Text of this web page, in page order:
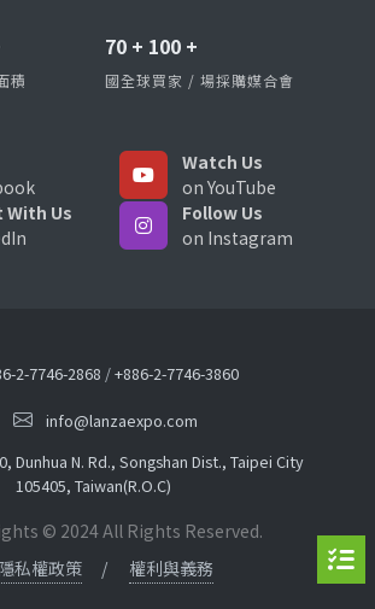
積
70 + 100 +
國全球買家 / 場採購媒合會
Watch Us
on YouTube
With Us
Follow Us
on Instagram
2-7746-2868 /+886-2-7746-3860
info@lanzaexpo.com
Dunhua N. Rd., Songshan Dist., Taipei City
105405, Taiwan(R.O.C)
© 2024 All Rights Reserved.
隱私權政策
權利與義務